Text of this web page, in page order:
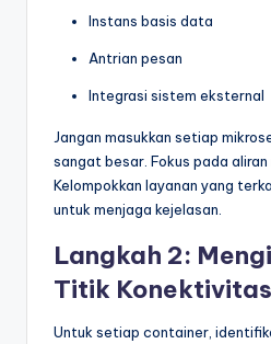
Instans basis data
Antrian pesan
Integrasi sistem eksternal
Jangan masukkan setiap
sangat besar. Fokus pada aliran
Kelompokkan layanan yang
untuk menjaga kejelasan.
Langkah 2:
Titik Konektivitas
Untuk setiap container,